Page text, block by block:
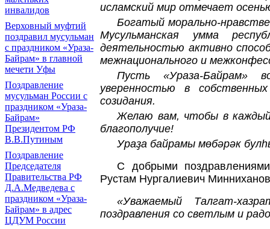
инвалидов
Верховный муфтий
поздравил мусульман
с праздником «Ураза-
Байрам» в главной
мечети Уфы
Поздравление
мусульман России с
праздником «Ураза-
Байрам»
Президентом РФ
В.В.Путиным
Поздравление
Председателя
Правительства РФ
Д.А.Медведева с
праздником «Ураза-
Байрам» в адрес
ЦДУМ России
исламский мир отмечает
Богатый морально-
Мусульманская умма
деятельностью активно
межнационального и
Пусть «Ураза-Байрам»
уверенностью в
созидания.
Желаю вам, чтобы в
благополучие!
Ураҙа байрамы мөбәрәк
С добрыми
Рустам Нургалиевич
«Уважаемый Талгат-
поздравления со светлым и